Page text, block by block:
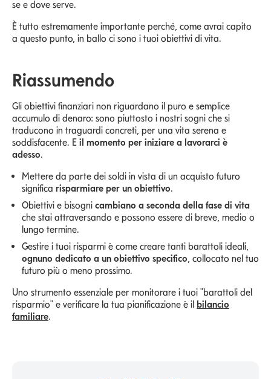
se e dove serve.
È tutto estremamente importante perché, come avrai capito
a questo punto, in ballo ci sono i tuoi obiettivi di vita.
Riassumendo
Gli obiettivi finanziari non riguardano il puro e semplice
accumulo di denaro: sono piuttosto i nostri sogni che si
traducono in traguardi concreti, per una vita serena e
soddisfacente. E il momento per iniziare a lavorarci è
adesso.
Mettere da parte dei soldi in vista di un acquisto futuro
significa risparmiare per un obiettivo.
Obiettivi e bisogni cambiano a seconda della fase di vita
che stai attraversando e possono essere di breve, medio o
lungo termine.
Gestire i tuoi risparmi è come creare tanti barattoli ideali,
ognuno dedicato a un obiettivo specifico, collocato nel tuo
futuro più o meno prossimo.
Uno strumento essenziale per monitorare i tuoi "barattoli del
risparmio" e verificare la tua pianificazione è il bilancio
familiare.